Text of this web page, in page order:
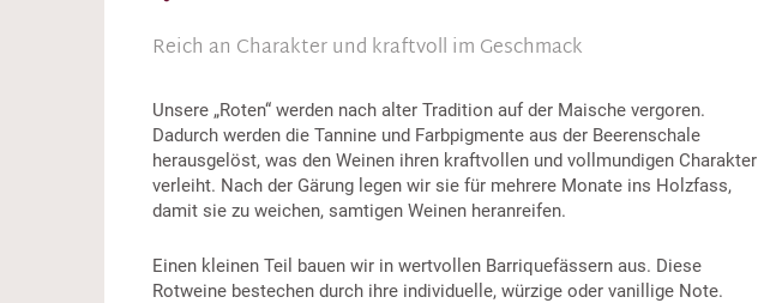
Reich an Charakter und kraftvoll im Geschmack
Unsere „Roten“ werden nach alter Tradition auf der Maische vergoren.
Dadurch werden die Tannine und Farbpigmente aus der Beerenschale
herausgelöst, was den Weinen ihren kraftvollen und vollmundigen Charakter
verleiht. Nach der Gärung legen wir sie für mehrere Monate ins Holzfass,
damit sie zu weichen, samtigen Weinen heranreifen.
Einen kleinen Teil bauen wir in wertvollen Barriquefässern aus. Diese
Rotweine bestechen durch ihre individuelle, würzige oder vanillige Note.